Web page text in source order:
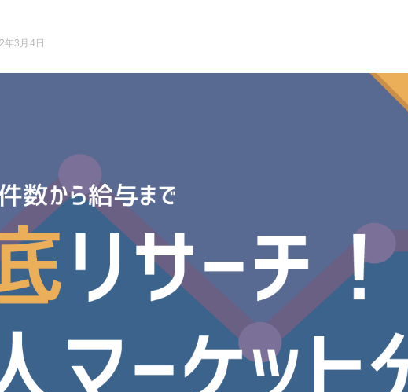
年3月4日